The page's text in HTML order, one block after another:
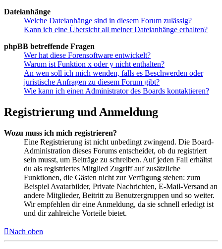
Dateianhänge
Welche Dateianhänge sind in diesem Forum zulässig?
Kann ich eine Übersicht all meiner Dateianhänge erhalten?
phpBB betreffende Fragen
Wer hat diese Forensoftware entwickelt?
Warum ist Funktion x oder y nicht enthalten?
An wen soll ich mich wenden, falls es Beschwerden oder
juristische Anfragen zu diesem Forum gibt?
Wie kann ich einen Administrator des Boards kontaktieren?
Registrierung und Anmeldung
Wozu muss ich mich registrieren?
Eine Registrierung ist nicht unbedingt zwingend. Die Board-
Administration dieses Forums entscheidet, ob du registriert
sein musst, um Beiträge zu schreiben. Auf jeden Fall erhältst
du als registriertes Mitglied Zugriff auf zusätzliche
Funktionen, die Gästen nicht zur Verfügung stehen: zum
Beispiel Avatarbilder, Private Nachrichten, E-Mail-Versand an
andere Mitglieder, Beitritt zu Benutzergruppen und so weiter.
Wir empfehlen dir eine Anmeldung, da sie schnell erledigt ist
und dir zahlreiche Vorteile bietet.
Nach oben